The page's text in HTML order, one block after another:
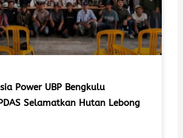
Power UBP Bengkulu
Selamatkan Hutan Lebong